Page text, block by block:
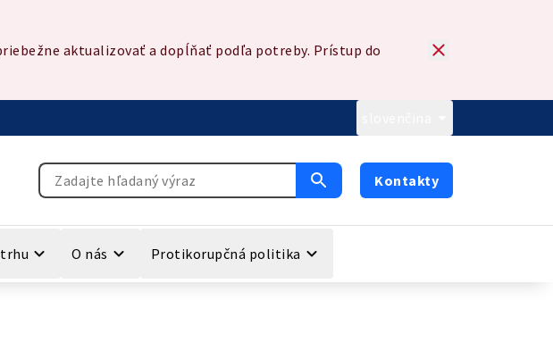
aktualizovať a dopĺňať podľa potreby. Prístup do
Vyhľadávanie Kontakty
O nás Protikorupčná politika